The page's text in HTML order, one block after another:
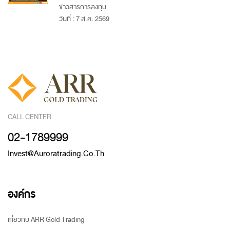
ข่าวสารการลงทุน
วันที่ : 7 ส.ค. 2569
CALL CENTER
02-1789999
Invest@auroratrading.co.th
องค์กร
เกี่ยวกับ ARR Gold Trading